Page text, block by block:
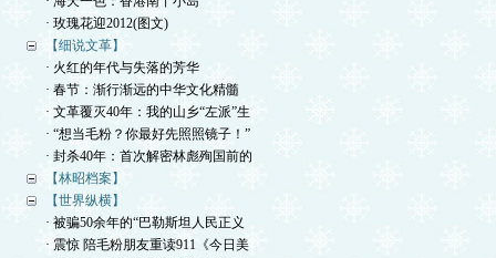
· 玫瑰花迎2012(图文)
【细说文革】
· 火红的年代与失落的芳华
· 春节：渐行渐远的中华文化精髓
· 文革覆灭40年：我的山乡“左派”生
· “想当毛粉？你最好先照照镜子！”
· 封杀40年：首次解密林彪殉国前的
【林昭档案】
【世界纵横】
· 被骗50余年的“巴勒斯坦人民正义
· 震惊 陪毛粉朋友重读911《今日美